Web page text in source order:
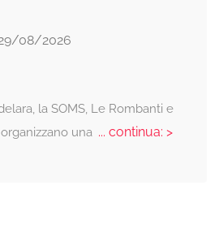
08/2026
la SOMS, Le Rombanti e
una ... continua: >